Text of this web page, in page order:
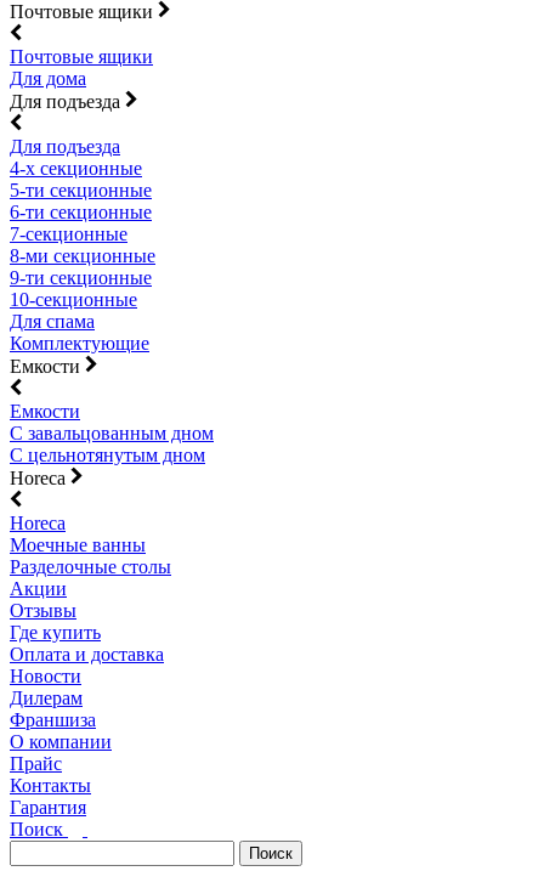
Почтовые ящики
Почтовые ящики
Для дома
Для подъезда
Для подъезда
4-х секционные
5-ти секционные
6-ти секционные
7-секционные
8-ми секционные
9-ти секционные
10-секционные
Для спама
Комплектующие
Емкости
Емкости
С завальцованным дном
С цельнотянутым дном
Horeca
Horeca
Моечные ванны
Разделочные столы
Акции
Отзывы
Где купить
Оплата и доставка
Новости
Дилерам
Франшиза
О компании
Прайс
Контакты
Гарантия
Поиск
Поиск